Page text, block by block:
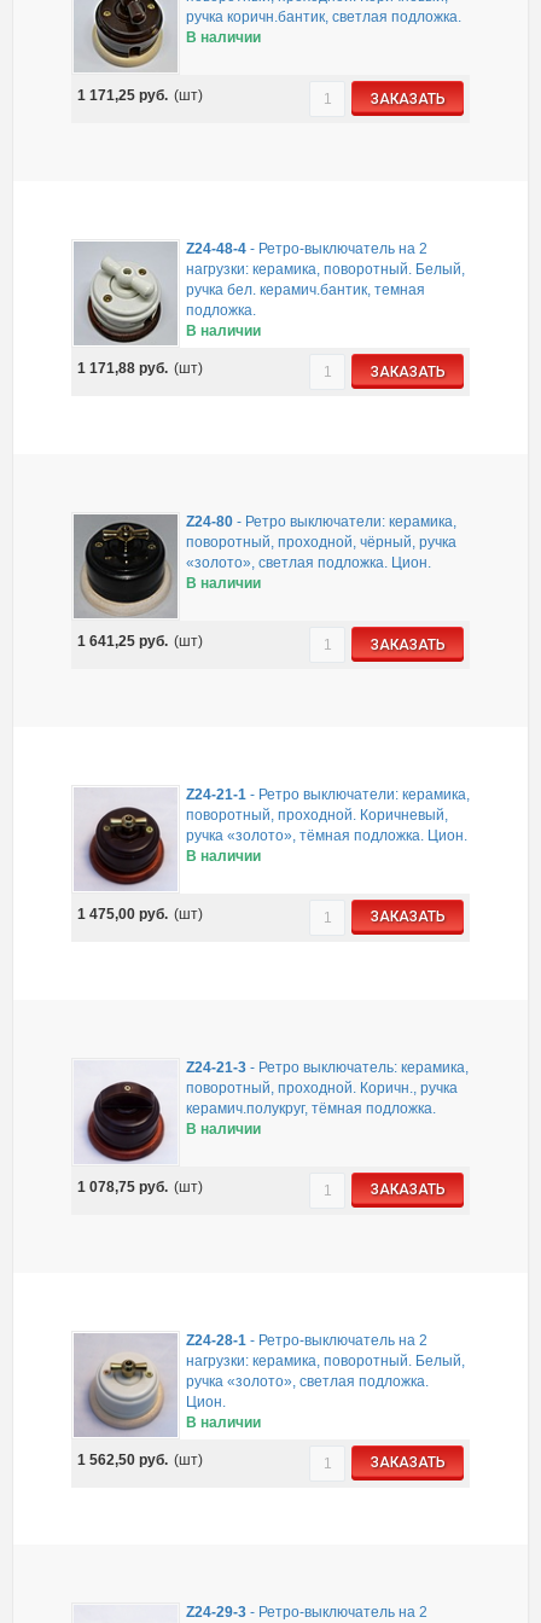
ручка коричн.бантик, светлая подложка.
В наличии
1 171,25 руб. (шт) ЗАКАЗАТЬ
Z24-48-4- Ретро-выключатель на 2
нагрузки: керамика, поворотный. Белый,
ручка бел. керамич.бантик, темная
подложка.
В наличии
1 171,88 руб. (шт) ЗАКАЗАТЬ
Z24-80- Ретро выключатели: керамика,
поворотный, проходной, чёрный, ручка
«золото», светлая подложка. Цион.
В наличии
1 641,25 руб. (шт) ЗАКАЗАТЬ
Z24-21-1- Ретро выключатели: керамика,
поворотный, проходной. Коричневый,
ручка «золото», тёмная подложка. Цион.
В наличии
1 475,00 руб. (шт) ЗАКАЗАТЬ
Z24-21-3- Ретро выключатель: керамика,
поворотный, проходной. Коричн., ручка
керамич.полукруг, тёмная подложка.
В наличии
1 078,75 руб. (шт) ЗАКАЗАТЬ
Z24-28-1 - Ретро-выключатель на 2
нагрузки: керамика, поворотный. Белый,
ручка «золото», светлая подложка.
Цион.
В наличии
1 562,50 руб. (шт) ЗАКАЗАТЬ
Z24-29-3- Ретро-выключатель на 2